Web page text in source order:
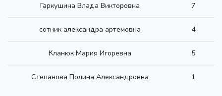
Гаркушина Влада Викторовна 7
сотник александра артемовна 4
Кланюк Мария Игоревна 5
Степанова Полина Александровна 1